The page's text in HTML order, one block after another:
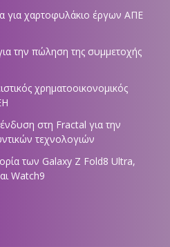
χαρτοφυλάκιο έργων ΑΠΕ
την πώληση της συμμετοχής
χρηματοοικονομικός
στη Fractal για την
τεχνολογιών
των Galaxy Z Fold8 Ultra,
Watch9